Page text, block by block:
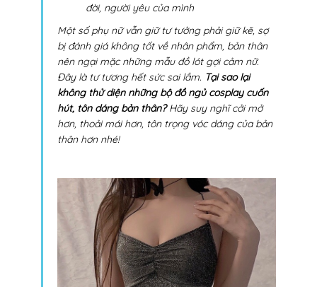
quyến rũ khác nhau
Mặc đồ ngủ cosplay gợi cảm thể hiện
cá tính, phong cách mạnh mẽ, quyến
rũ, sexy và cả ngây thơ, trong sáng
cũng thể hiện được.
Mặc đồ ngủ cosplay giúp phụ nữ có
sức hấp dẫn đặc biệt, có thể là một
trong những cách thu hút, tạo hứng
thú hiệu quả đối với một nửa yêu
thương
sexy, quyến rũ và hứng thú cho bạn
đời, người yêu của mình
Một số phụ nữ vẫn giữ tư tưởng phải giữ kẽ, sợ
bị đánh giá không tốt về nhân phẩm, bản thân
nên ngại mặc những mẫu đồ lót gợi cảm nữ.
Đây là tư tương hết sức sai lầm.Tại sao lại
không thử diện những bộ đồ ngủ cosplay cuốn